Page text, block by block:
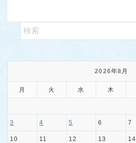
2026年8月
月 火 水 木
3 4 5 6 7
10 11 12 13 14